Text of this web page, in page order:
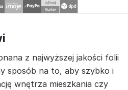
z najwyższej jakości folii
sposób na to, aby szybko i
wnętrza mieszkania czy